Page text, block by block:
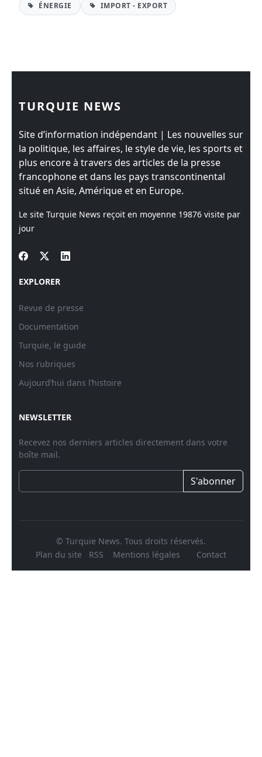
ÉNERGIE IMPORT - EXPORT
TURQUIE NEWS
Site d’information indépendant | Les nouvelles sur
la politique, les affaires, le style de vie, les sports et
plus encore à travers des articles de la presse
francophone et dans les pays transcontinental
situé en Asie, Amérique et en Europe.
Le site Turquie News reçoit en moyenne 19876 visite par
jour
EXPLORER
Revue de presse
Documentation
Turquie, le guide
Nos rubriques
Aujourd’hui dans l’histoire
NEWSLETTER
Recevez nos derniers articles directement dans votre
boîte mail.
S'abonner
© Turquie News. Tous droits réservés.
Plan du site
RSS Mentions légales Contact